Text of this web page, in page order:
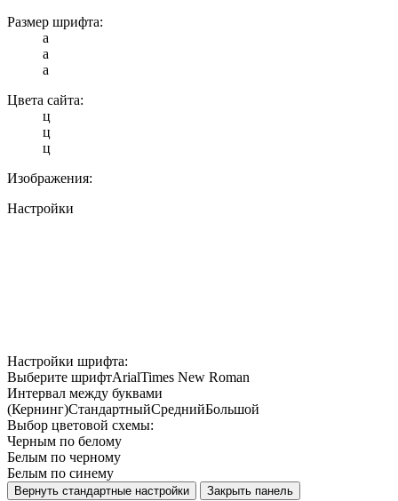
Размер шрифта:
a
a
a
Цвета сайта:
ц
ц
ц
Изображения:
Настройки
Настройки шрифта:
Выберите шрифтArialTimes New Roman
Интервал между буквами
(Кернинг)СтандартныйСреднийБольшой
Выбор цветовой схемы:
Черным по белому
Белым по черному
Белым по синему
Вернуть стандартные настройки Закрыть панель